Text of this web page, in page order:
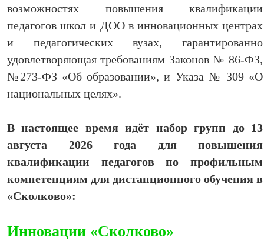
возможностях повышения квалификации
педагогов школ и ДОО в инновационных центрах
и педагогических вузах, гарантированно
удовлетворяющая требованиям Законов № 86-ФЗ,
№273-ФЗ «Об образовании», и Указа № 309 «О
национальных целях».
В настоящее время идёт набор групп до 13
августа 2026 года для повышения
квалификации педагогов по профильным
компетенциям для дистанционного обучения в
«Сколково»:
Инновации «Сколково»